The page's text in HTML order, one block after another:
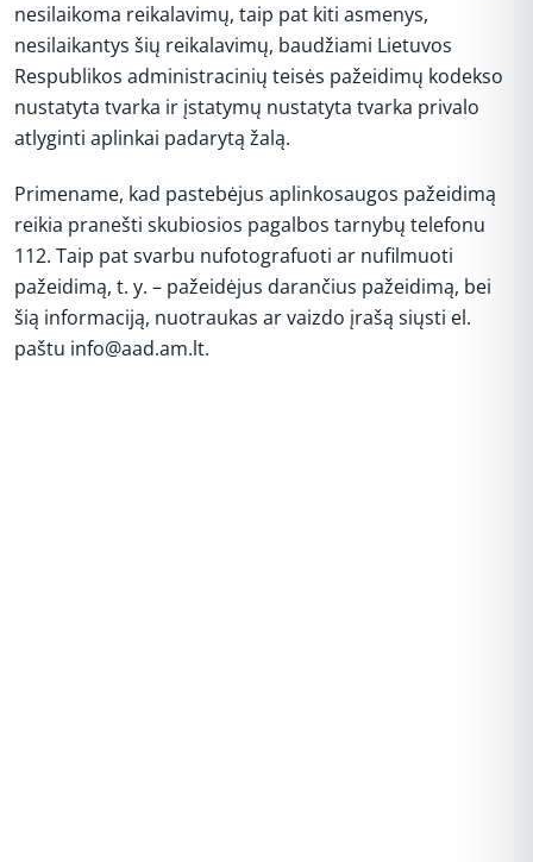
nesilaikoma reikalavimų, taip pat kiti asmenys,
nesilaikantys šių reikalavimų, baudžiami Lietuvos
Respublikos administracinių teisės pažeidimų kodekso
nustatyta tvarka ir įstatymų nustatyta tvarka privalo
atlyginti aplinkai padarytą žalą.
Primename, kad pastebėjus aplinkosaugos pažeidimą
reikia pranešti skubiosios pagalbos tarnybų telefonu
112. Taip pat svarbu nufotografuoti ar nufilmuoti
pažeidimą, t. y. – pažeidėjus darančius pažeidimą, bei
šią informaciją, nuotraukas ar vaizdo įrašą siųsti el.
paštu info@aad.am.lt.